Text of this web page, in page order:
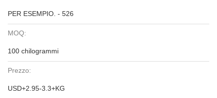
PER ESEMPIO. - 526
MOQ:
100 chilogrammi
Prezzo:
USD+2.95-3.3+KG